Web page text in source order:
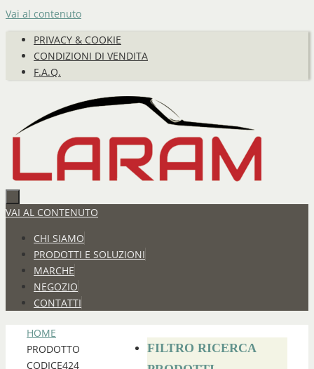
Vai al contenuto
PRIVACY & COOKIE
CONDIZIONI DI VENDITA
F.A.Q.
VAI AL CONTENUTO
CHI SIAMO
PRODOTTI E SOLUZIONI
MARCHE
NEGOZIO
CONTATTI
HOME
PRODOTTO
CODICE424
FILTRO RICERCA